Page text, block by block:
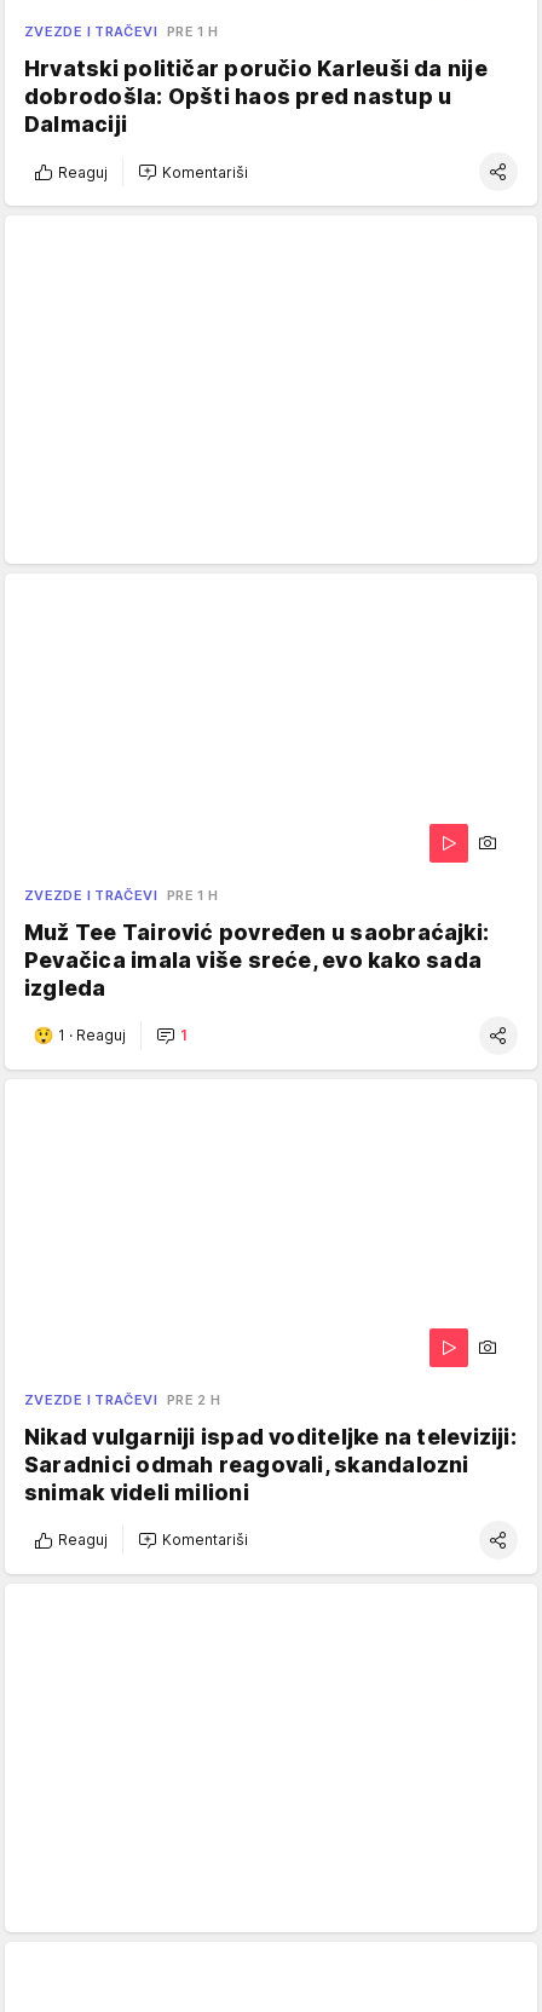
ZVEZDE I TRAČEVI PRE 1 H
Hrvatski političar poručio Karleuši da nije
dobrodošla: Opšti haos pred nastup u
Dalmaciji
Reaguj Komentariši
ZVEZDE I TRAČEVI PRE 1 H
Muž Tee Tairović povređen u saobraćajki:
Pevačica imala više sreće, evo kako sada
izgleda
1 · Reaguj 1
ZVEZDE I TRAČEVI PRE 2 H
Nikad vulgarniji ispad voditeljke na televiziji:
Saradnici odmah reagovali, skandalozni
snimak videli milioni
Reaguj Komentariši